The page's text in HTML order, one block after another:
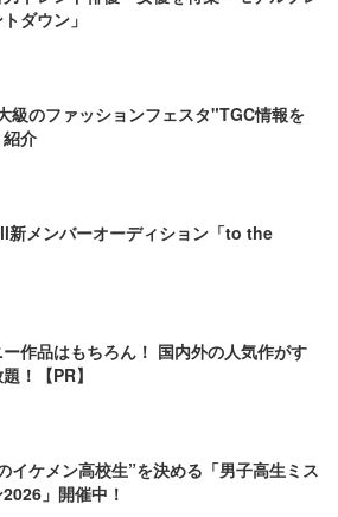
ダウン」
級のファッションフェスタ"TGC情報を
介
メンバーオーディション「to the
作品はもちろん！ 国内外の人気作がす
！【PR】
イケメン高校生”を決める「男子高生ミス
」開催中！